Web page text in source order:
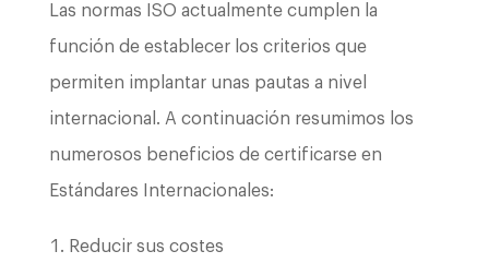
Las normas ISO actualmente cumplen la
función de establecer los criterios que
permiten implantar unas pautas a nivel
internacional. A continuación resumimos los
numerosos beneficios de certificarse en
Estándares Internacionales:
Reducir sus costes